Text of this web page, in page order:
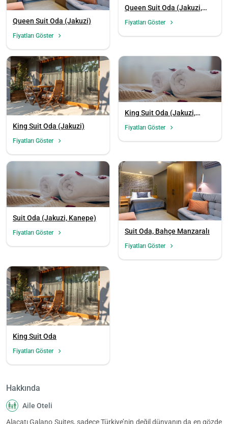
Queen Suit Oda (Jakuzi)
Fiyatları Göster
Queen Suit Oda (Jakuzi,
Fiyatları Göster
King Suit Oda (Jakuzi)
Fiyatları Göster
King Suit Oda (Jakuzi,
Fiyatları Göster
Suit Oda (Jakuzi, Kanepe)
Fiyatları Göster Suit Oda, Bahçe Manzaralı
Fiyatları Göster
King Suit Oda
Fiyatları Göster
Hakkında
Aile Oteli
Alaçatı Galano Suites, sadece Türkiye’nin değil dünyanın da en gözde